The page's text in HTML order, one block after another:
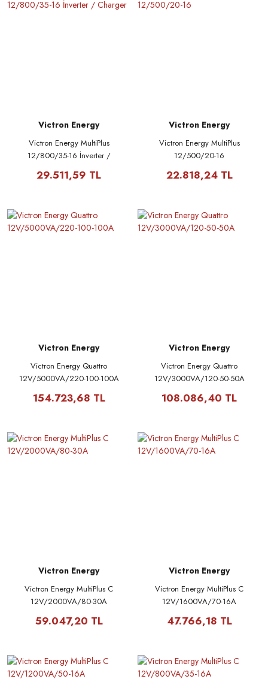
Victron Energy
Victron Energy MultiPlus
12/800/35-16 İnverter /
29.511,59 TL
Victron Energy
Victron Energy MultiPlus
12/500/20-16
22.818,24 TL
Victron Energy
Victron Energy Quattro
12V/5000VA/220-100-100A
154.723,68 TL
Victron Energy
Victron Energy Quattro
12V/3000VA/120-50-50A
108.086,40 TL
Victron Energy
Victron Energy MultiPlus C
12V/2000VA/80-30A
59.047,20 TL
Victron Energy
Victron Energy MultiPlus C
12V/1600VA/70-16A
47.766,18 TL